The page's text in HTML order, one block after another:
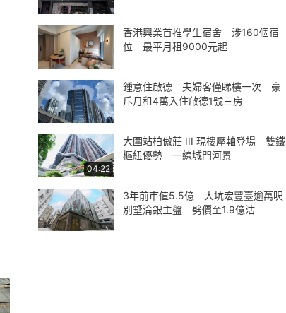
香港興業首推學生宿舍 涉160個宿
位 最平月租9000元起
鍾意住啟德 夫婦客僅睇樓一次 豪
斥月租4萬入住啟德1號三房
04:22
大圍站柏傲莊 III 現樓壓軸登場 雙鐵
樞紐優勢 一線城門河景
3年前市值5.5億 大坑宏豐臺逾萬呎
別墅淪銀主盤 劈價至1.9億沽